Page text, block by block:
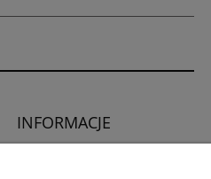
INFORMACJE